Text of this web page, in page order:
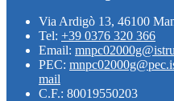
Via Ardigò 13, 46100
Tel: +39 0376 320 366
Email:
PEC:
mail
C.F.: 80019550203